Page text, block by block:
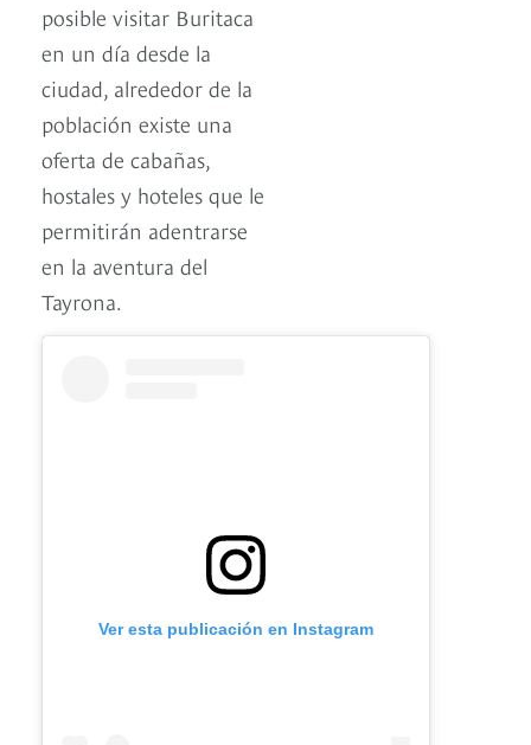
posible visitar Buritaca
en un día desde la
ciudad, alrededor de la
población existe una
oferta de cabañas,
hostales y hoteles que le
permitirán adentrarse
en la aventura del
Tayrona.
Ver esta publicación en Instagram